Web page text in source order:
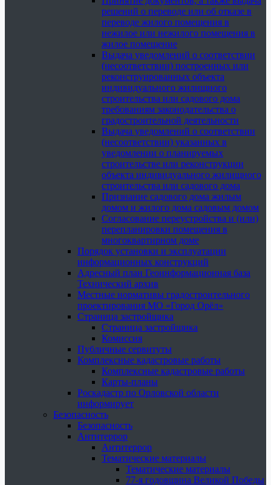
решений о переводе или об отказе в
переводе жилого помещения в
нежилое или нежилого помещения в
жилое помещение
Выдача уведомлений о соответствии
(несоответствии) построенных или
реконструированных объекта
индивидуального жилищного
строительства или садового дома
требованиям законодательства о
градостроительной деятельности
Выдача уведомлений о соответствии
(несоответствии) указанных в
уведомлении о планируемых
строительстве или реконструкции
объекта индивидуального жилищного
строительства или садового дома
Признание садового дома жилым
домом и жилого дома садовым домом
Согласование переустройства и (или)
перепланировки помещения в
многоквартирном доме
Порядок установки и эксплуатации
информационных конструкций
Адресный план Геоинформационная база
Технический архив
Местные нормативы градостроительного
проектирования МО «Город Орёл»
Страница застройщика
Страница застройщика
Комиссия
Публичные сервитуты
Комплексные кадастровые работы
Комплексные кадастровые работы
Карты-планы
Роскадастр по Орловской области
информирует
Безопасность
Безопасность
Антитеррор
Антитеррор
Тематические материалы
Тематические материалы
77-я годовщина Великой Победы